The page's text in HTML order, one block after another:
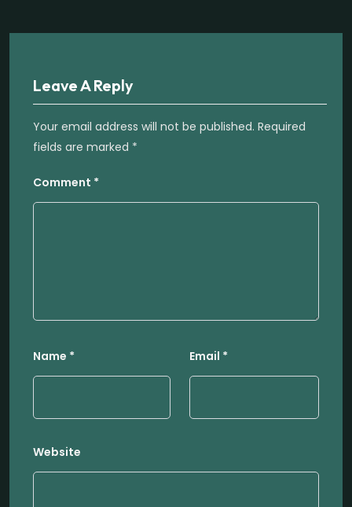
Leave A Reply
Your email address will not be published. Required
fields are marked *
Comment *
Name * Email *
Website